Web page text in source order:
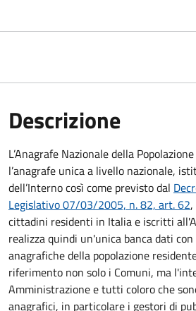
Descrizione
L’Anagrafe Nazionale della
l’anagrafe unica a livello nazionale,
dell’Interno così come previsto dal
Legislativo 07/03/2005, n. 82, art. 62
cittadini residenti in Italia e iscritti
realizza quindi un'unica banca dati
anagrafiche della popolazione
riferimento non solo i Comuni, ma
Amministrazione e tutti coloro che
anagrafici, in particolare i gestori di